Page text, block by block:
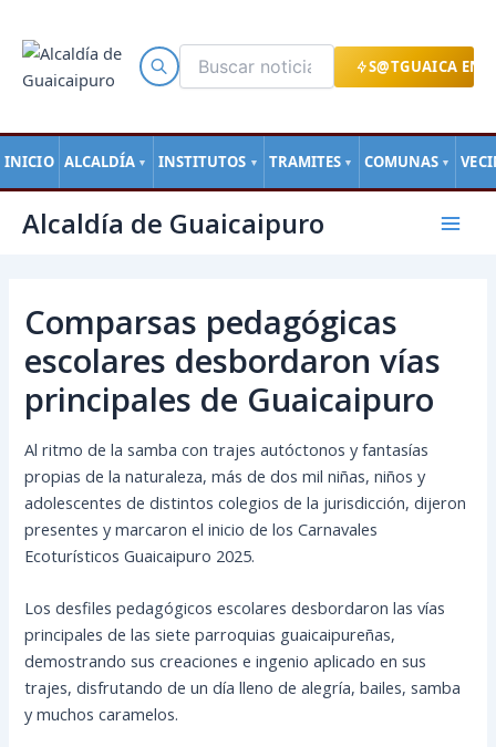
S@TGUAICA EN
INICIO ALCALDÍA ▼ INSTITUTOS ▼ TRAMITES ▼ COMUNAS ▼
contenido
Alcaldía de Guaicaipuro
Main
Comparsas pedagógicas
escolares desbordaron vías
principales de Guaicaipuro
Al ritmo de la samba con trajes autóctonos y fantasías
propias de la naturaleza, más de dos mil niñas, niños y
adolescentes de distintos colegios de la jurisdicción, dijeron
presentes y marcaron el inicio de los Carnavales
Ecoturísticos Guaicaipuro 2025.
Los desfiles pedagógicos escolares desbordaron las vías
principales de las siete parroquias guaicaipureñas,
demostrando sus creaciones e ingenio aplicado en sus
trajes, disfrutando de un día lleno de alegría, bailes, samba
y muchos caramelos.
de